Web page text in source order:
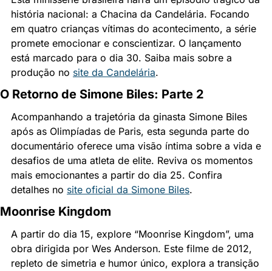
história nacional: a Chacina da Candelária. Focando
em quatro crianças vítimas do acontecimento, a série
promete emocionar e conscientizar. O lançamento
está marcado para o dia 30. Saiba mais sobre a
produção no site da Candelária.
O Retorno de Simone Biles: Parte 2
Acompanhando a trajetória da ginasta Simone Biles
após as Olimpíadas de Paris, esta segunda parte do
documentário oferece uma visão íntima sobre a vida e
desafios de uma atleta de elite. Reviva os momentos
mais emocionantes a partir do dia 25. Confira
detalhes no site oficial da Simone Biles.
Moonrise Kingdom
A partir do dia 15, explore “Moonrise Kingdom”, uma
obra dirigida por Wes Anderson. Este filme de 2012,
repleto de simetria e humor único, explora a transição